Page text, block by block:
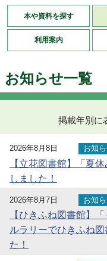
本や資料を探す
利用案内
お知らせ一覧
掲載年別に
2026年8月8日 お知
【立花図書館】「夏
しました！
2026年8月7日 お知
【ひきふね図書館】
ルラリーでひきふね
た！